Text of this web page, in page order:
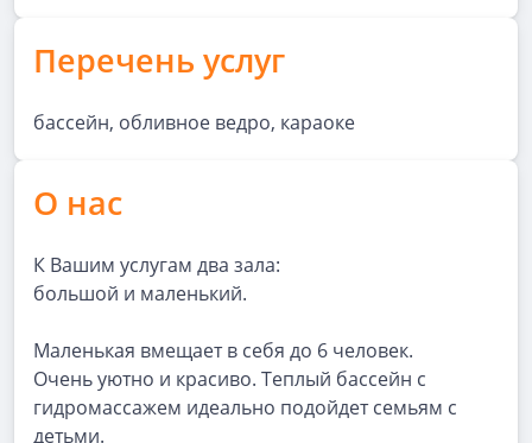
Перечень услуг
бассейн, обливное ведро, караоке
О нас
К Вашим услугам два зала:
большой и маленький.
Маленькая вмещает в себя до 6 человек.
Очень уютно и красиво. Теплый бассейн с
гидромассажем идеально подойдет семьям с
детьми.